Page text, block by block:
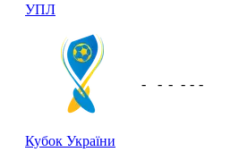
УПЛ
Кубок України
- - - - - -